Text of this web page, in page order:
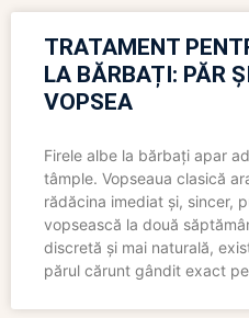
TRATAMENT
LA BĂRBAȚI: PĂR
VOPSEA
Firele albe la bărbați apar
tâmple. Vopseaua clasică
rădăcina imediat și, sincer,
vopsească la două
discretă și mai naturală,
părul cărunt gândit exact